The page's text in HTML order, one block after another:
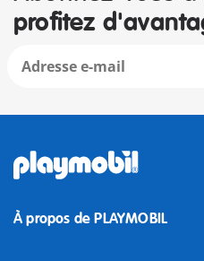
profitez
À propos de PLAYMOBIL